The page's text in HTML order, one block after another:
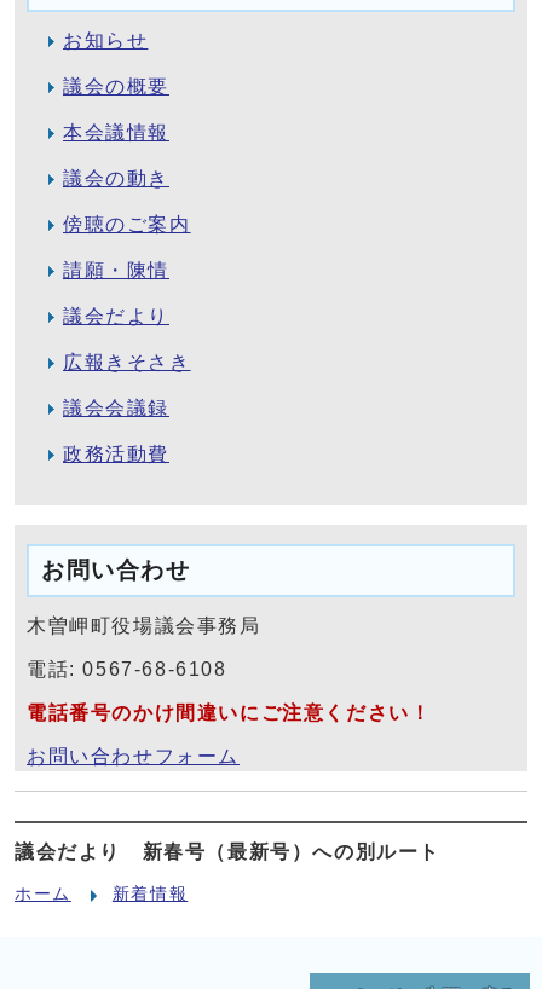
お知らせ
議会の概要
本会議情報
議会の動き
傍聴のご案内
請願・陳情
議会だより
広報きそさき
議会会議録
政務活動費
お問い合わせ
木曽岬町役場議会事務局
電話: 0567-68-6108
電話番号のかけ間違いにご注意ください！
お問い合わせフォーム
議会だより 新春号（最新号）への別ルート
ホーム 新着情報